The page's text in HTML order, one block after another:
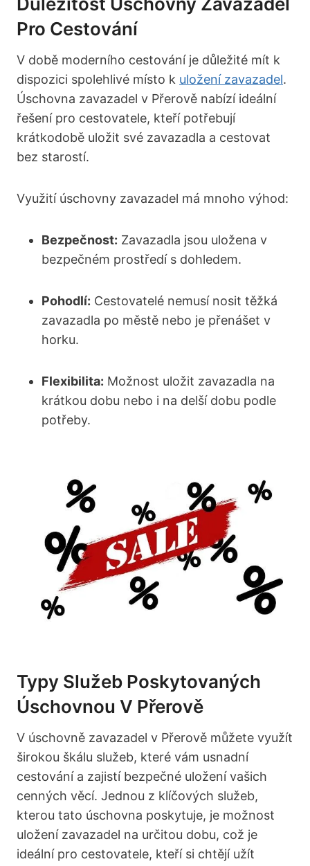
Pro Cestování
V době moderního cestování je důležité mít k
dispozici spolehlivé místo k uložení zavazadel.
Úschovna zavazadel v Přerově nabízí ideální
řešení pro cestovatele, kteří potřebují
krátkodobě uložit své zavazadla a cestovat
bez starostí.
Využití úschovny zavazadel má mnoho výhod:
Bezpečnost: Zavazadla jsou uložena v
bezpečném prostředí s dohledem.
Pohodlí: Cestovatelé nemusí nosit těžká
zavazadla po městě nebo je přenášet v
horku.
Flexibilita: Možnost uložit zavazadla na
krátkou dobu nebo i na delší dobu podle
potřeby.
Typy Služeb Poskytovaných
Úschovnou V Přerově
V úschovně zavazadel v Přerově můžete využít
širokou škálu služeb, které vám usnadní
cestování a zajistí bezpečné uložení vašich
cenných věcí. Jednou z klíčových služeb,
kterou tato úschovna poskytuje, je možnost
uložení zavazadel na určitou dobu, což je
ideální pro cestovatele, kteří si chtějí užít